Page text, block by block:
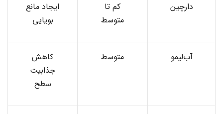
دارچین
کم تا
متوسط
ایجاد مانع
بویایی
آب‌لیمو متوسط
کاهش
جذابیت
سطح